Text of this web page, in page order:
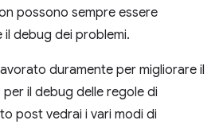
possono sempre essere
debug dei problemi.
duramente per migliorare il
il debug delle regole di
post vedrai i vari modi di